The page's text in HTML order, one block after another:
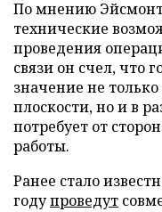
По мнению
технические
проведения
связи он счел, что
значение не
плоскости, но и в
потребует от
работы.
Ранее стало
годупроведут